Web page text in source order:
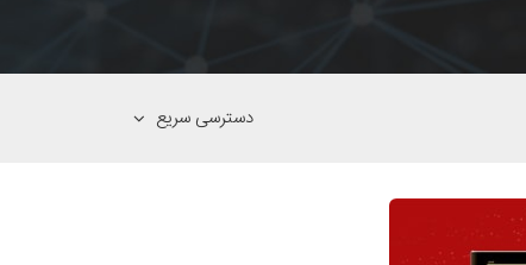
دسترسی سریع